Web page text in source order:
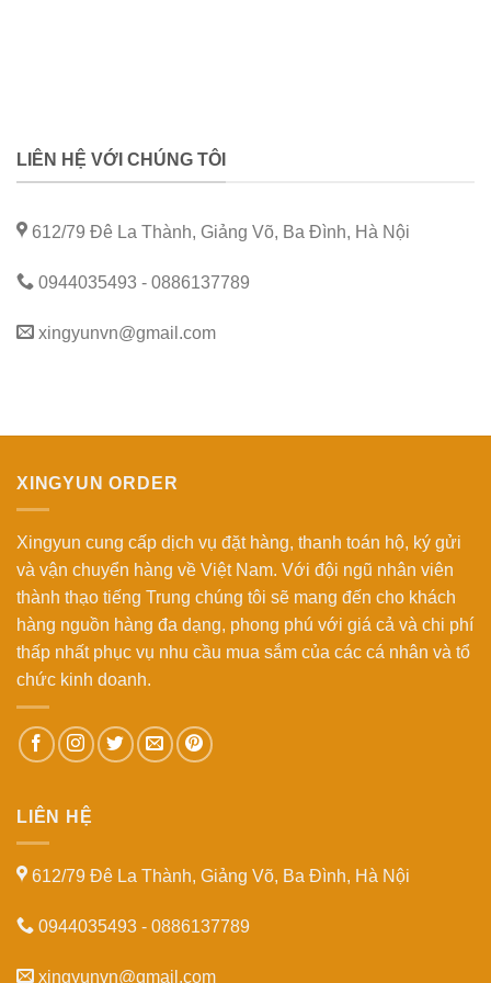
LIÊN HỆ VỚI CHÚNG TÔI
612/79 Đê La Thành, Giảng Võ, Ba Đình, Hà Nội
0944035493 - 0886137789
xingyunvn@gmail.com
XINGYUN ORDER
Xingyun cung cấp dịch vụ đặt hàng, thanh toán hộ, ký gửi
và vận chuyển hàng về Việt Nam. Với đội ngũ nhân viên
thành thạo tiếng Trung chúng tôi sẽ mang đến cho khách
hàng nguồn hàng đa dạng, phong phú với giá cả và chi phí
thấp nhất phục vụ nhu cầu mua sắm của các cá nhân và tổ
chức kinh doanh.
LIÊN HỆ
612/79 Đê La Thành, Giảng Võ, Ba Đình, Hà Nội
0944035493 - 0886137789
xingyunvn@gmail.com